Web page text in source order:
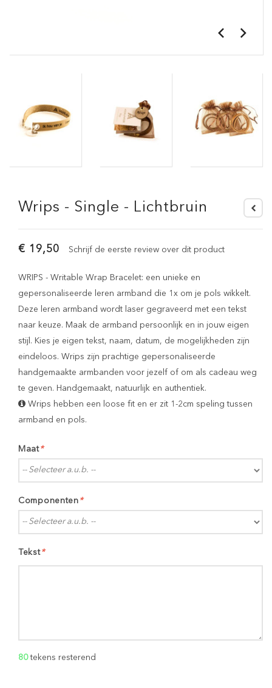
Wrips - Single - Lichtbruin
€ 19,50 Schrijf de eerste review over dit product
WRIPS - Writable Wrap Bracelet: een unieke en
gepersonaliseerde leren armband die 1x om je pols wikkelt.
Deze leren armband wordt laser gegraveerd met een tekst
naar keuze. Maak de armband persoonlijk en in jouw eigen
stijl. Kies je eigen tekst, naam, datum, de mogelijkheden zijn
eindeloos. Wrips zijn prachtige gepersonaliseerde
handgemaakte armbanden voor jezelf of om als cadeau weg
te geven. Handgemaakt, natuurlijk en authentiek.
Wrips hebben een loose fit en er zit 1-2cm speling tussen
armband en pols.
*
Maat
*
Componenten
*
Tekst
80tekens resterend